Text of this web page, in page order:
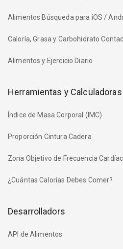
Alimentos Búsqueda para iOS /
Caloría, Grasa y Carbohidrato
Alimentos y Ejercicio Diario
Herramientas y Calculadoras
Índice de Masa Corporal (IMC)
Proporción Cintura Cadera
Zona Objetivo de Frecuencia
¿Cuántas Calorías Debes Comer?
Desarrolladors
API de Alimentos